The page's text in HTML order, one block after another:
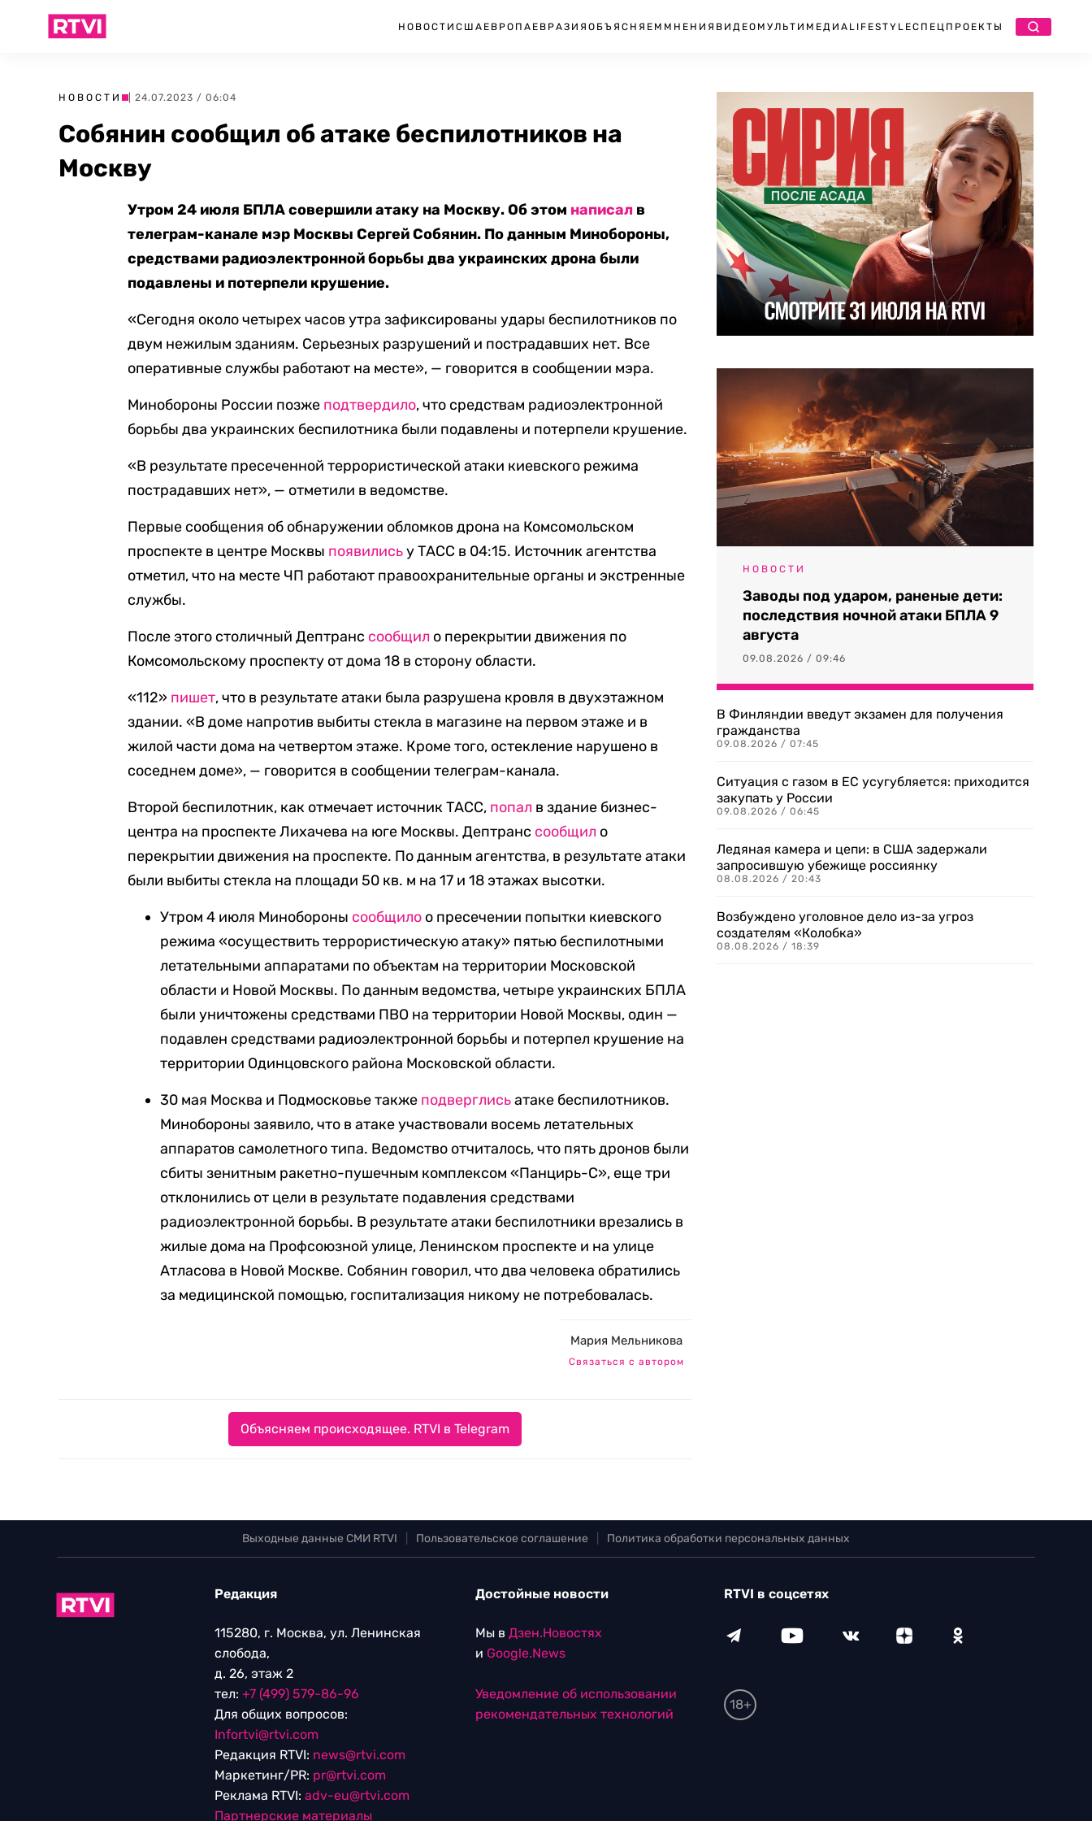
НОВОСТИ США ЕВРОПА ЕВРАЗИЯ ОБЪЯСНЯЕМ МНЕНИЯ ВИДЕО МУЛЬТИМЕДИА LIFESTYLEСПЕЦПРОЕКТЫ
НОВОСТИ | 24.07.2023 / 06:04
Собянин сообщил об атаке беспилотников на
Москву
Утром 24 июля БПЛА совершили атаку на Москву. Об этом написал в
телеграм-канале мэр Москвы Сергей Собянин. По данным Минобороны,
средствами радиоэлектронной борьбы два украинских дрона были
подавлены и потерпели крушение.
«Сегодня около четырех часов утра зафиксированы удары беспилотников по
двум нежилым зданиям. Серьезных разрушений и пострадавших нет. Все
оперативные службы работают на месте», — говорится в сообщении мэра.
Минобороны России позже подтвердило, что средствам радиоэлектронной
борьбы два украинских беспилотника были подавлены и потерпели крушение.
«В результате пресеченной террористической атаки киевского режима
пострадавших нет», — отметили в ведомстве.
Первые сообщения об обнаружении обломков дрона на Комсомольском
проспекте в центре Москвы появилисьу ТАСС в 04:15. Источник агентства
отметил, что на месте ЧП работают правоохранительные органы и экстренные
службы.
После этого столичный Дептранс сообщил о перекрытии движения по
Комсомольскому проспекту от дома 18 в сторону области.
«112» пишет, что в результате атаки была разрушена кровля в двухэтажном
здании. «В доме напротив выбиты стекла в магазине на первом этаже и в
жилой части дома на четвертом этаже. Кроме того, остекление нарушено в
соседнем доме», — говорится в сообщении телеграм-канала.
Второй беспилотник, как отмечает источник ТАСС, попал в здание бизнес-
центра на проспекте Лихачева на юге Москвы. Дептранс сообщил о
перекрытии движения на проспекте. По данным агентства, в результате атаки
были выбиты стекла на площади 50 кв. м на 17 и 18 этажах высотки.
Утром 4 июля Минобороны сообщило о пресечении попытки киевского
режима «осуществить террористическую атаку» пятью беспилотными
летательными аппаратами по объектам на территории Московской
области и Новой Москвы. По данным ведомства, четыре украинских БПЛА
были уничтожены средствами ПВО на территории Новой Москвы, один —
подавлен средствами радиоэлектронной борьбы и потерпел крушение на
территории Одинцовского района Московской области.
30 мая Москва и Подмосковье также подверглисьатаке беспилотников.
Минобороны заявило, что в атаке участвовали восемь летательных
аппаратов самолетного типа. Ведомство отчиталось, что пять дронов были
сбиты зенитным ракетно-пушечным комплексом «Панцирь-С», еще три
отклонились от цели в результате подавления средствами
радиоэлектронной борьбы. В результате атаки беспилотники врезались в
жилые дома на Профсоюзной улице, Ленинском проспекте и на улице
Атласова в Новой Москве. Собянин говорил, что два человека обратились
за медицинской помощью, госпитализация никому не потребовалась.
Мария Мельникова
Связаться с автором
Объясняем происходящее. RTVI в Telegram
НОВОСТИ
Заводы под ударом, раненые дети:
последствия ночной атаки БПЛА 9
августа
09.08.2026 / 09:46
В Финляндии введут экзамен для получения
гражданства
09.08.2026 / 07:45
Ситуация с газом в ЕС усугубляется: приходится
закупать у России
09.08.2026 / 06:45
Ледяная камера и цепи: в США задержали
запросившую убежище россиянку
08.08.2026 / 20:43
Возбуждено уголовное дело из-за угроз
создателям «Колобка»
08.08.2026 / 18:39
Выходные данные СМИ RTVI Пользовательское соглашение Политика обработки персональных данных
Редакция
115280, г. Москва, ул. Ленинская
слобода,
д. 26, этаж 2
тел: +7 (499) 579-86-96
Для общих вопросов:
Infortvi@rtvi.com
Редакция RTVI: news@rtvi.com
Маркетинг/PR: pr@rtvi.com
Реклама RTVI: adv-eu@rtvi.com
Партнерские материалы
Достойные новости
Мы в Дзен.Новостях
и Google.News
Уведомление об использовании
рекомендательных технологий
RTVI в соцсетях
18+